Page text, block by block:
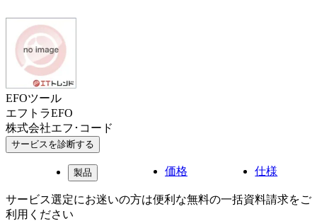
EFOツール
エフトラEFO
株式会社エフ･コード
サービスを診断する
製品 価格 仕様
サービス選定にお迷いの方は便利な無料の一括資料請求をご
利用ください